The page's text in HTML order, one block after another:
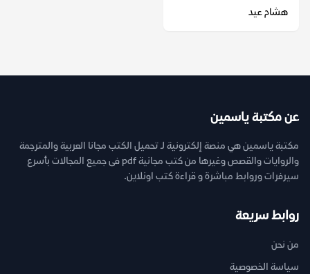
هشام عيد
عن مكتبة ياسمين
مكتبة ياسمين هي منصة إلكترونية لـ تحميل الكتب مجانا العربية والمترجمة
والروايات والقصص وغيرها من كتب مجانية pdf فى جميع المجالات بأسرع
سيرفرات وروابط مباشرة و قراءة كتب اونلاين.
روابط سريعة
من نحن
سياسة الخصوصية